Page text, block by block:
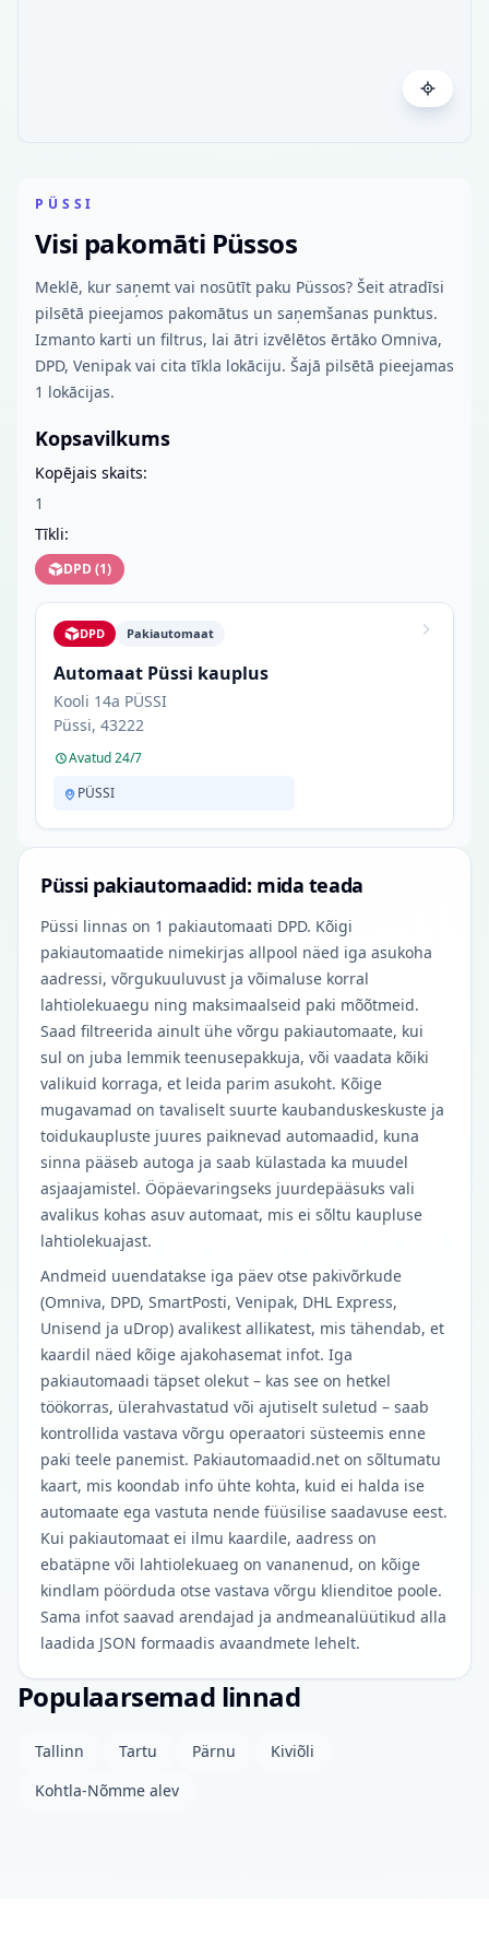
PÜSSI
Visi pakomāti Püssos
Meklē, kur saņemt vai nosūtīt paku Püssos? Šeit atradīsi
pilsētā pieejamos pakomātus un saņemšanas punktus.
Izmanto karti un filtrus, lai ātri izvēlētos ērtāko Omniva,
DPD, Venipak vai cita tīkla lokāciju. Šajā pilsētā pieejamas
1 lokācijas.
Kopsavilkums
Kopējais skaits:
1
Tīkli:
DPD(1)
DPD Pakiautomaat
Automaat Püssi kauplus
Kooli 14a PÜSSI
Püssi, 43222
Avatud 24/7
PÜSSI
Püssi pakiautomaadid: mida teada
Püssi linnas on 1 pakiautomaati DPD. Kõigi
pakiautomaatide nimekirjas allpool näed iga asukoha
aadressi, võrgukuuluvust ja võimaluse korral
lahtiolekuaegu ning maksimaalseid paki mõõtmeid.
Saad filtreerida ainult ühe võrgu pakiautomaate, kui
sul on juba lemmik teenusepakkuja, või vaadata kõiki
valikuid korraga, et leida parim asukoht. Kõige
mugavamad on tavaliselt suurte kaubanduskeskuste ja
toidukaupluste juures paiknevad automaadid, kuna
sinna pääseb autoga ja saab külastada ka muudel
asjaajamistel. Ööpäevaringseks juurdepääsuks vali
avalikus kohas asuv automaat, mis ei sõltu kaupluse
lahtiolekuajast.
Andmeid uuendatakse iga päev otse pakivõrkude
(Omniva, DPD, SmartPosti, Venipak, DHL Express,
Unisend ja uDrop) avalikest allikatest, mis tähendab, et
kaardil näed kõige ajakohasemat infot. Iga
pakiautomaadi täpset olekut – kas see on hetkel
töökorras, ülerahvastatud või ajutiselt suletud – saab
kontrollida vastava võrgu operaatori süsteemis enne
paki teele panemist. Pakiautomaadid.net on sõltumatu
kaart, mis koondab info ühte kohta, kuid ei halda ise
automaate ega vastuta nende füüsilise saadavuse eest.
Kui pakiautomaat ei ilmu kaardile, aadress on
ebatäpne või lahtiolekuaeg on vananenud, on kõige
kindlam pöörduda otse vastava võrgu klienditoe poole.
Sama infot saavad arendajad ja andmeanalüütikud alla
laadida JSON formaadis avaandmete lehelt.
Populaarsemad linnad
Tallinn Tartu Pärnu
Kiviõli
Kohtla-Nõmme alev